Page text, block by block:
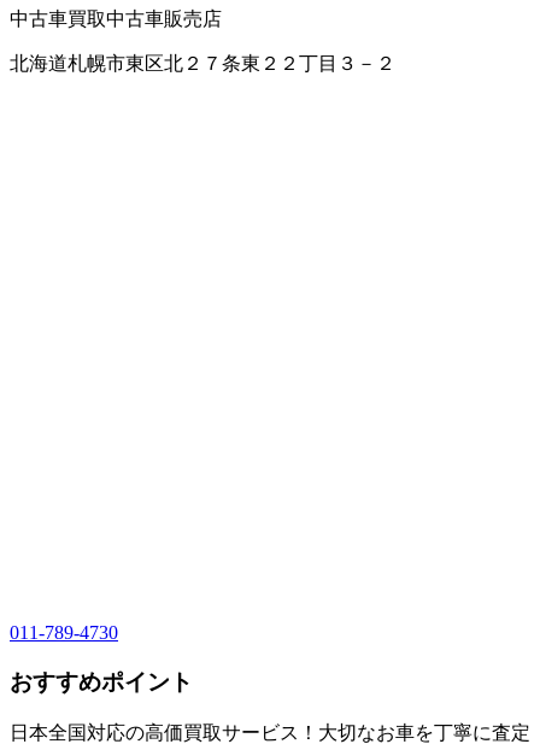
中古車買取中古車販売店
北海道札幌市東区北２７条東２２丁目３－２
011-789-4730
おすすめポイント
日本全国対応の高価買取サービス！大切なお車を丁寧に査定